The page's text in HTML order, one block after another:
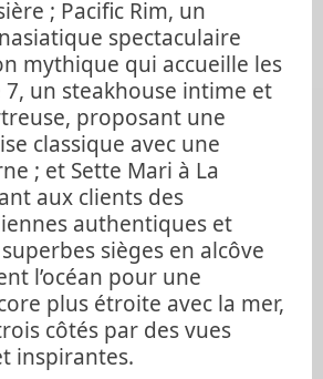
; Pacific Rim, un
spectaculaire
mythique qui accueille les
7, un steakhouse intime et
proposant une
classique avec une
; et Sette Mari à La
aux clients des
authentiques et
sièges en alcôve
l’océan pour une
plus étroite avec la mer,
côtés par des vues
inspirantes.